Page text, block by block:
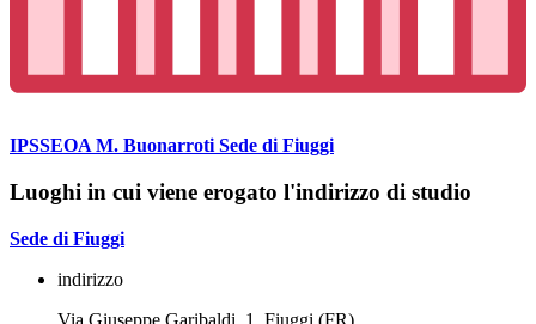
IPSSEOA M. Buonarroti Sede di Fiuggi
Luoghi in cui viene erogato l'indirizzo di studio
Sede di Fiuggi
indirizzo
Via Giuseppe Garibaldi, 1, Fiuggi (FR)